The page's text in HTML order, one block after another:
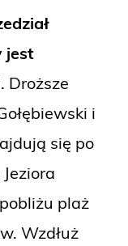
jest
. Droższe
i
się po
plaż
Wzdłuż